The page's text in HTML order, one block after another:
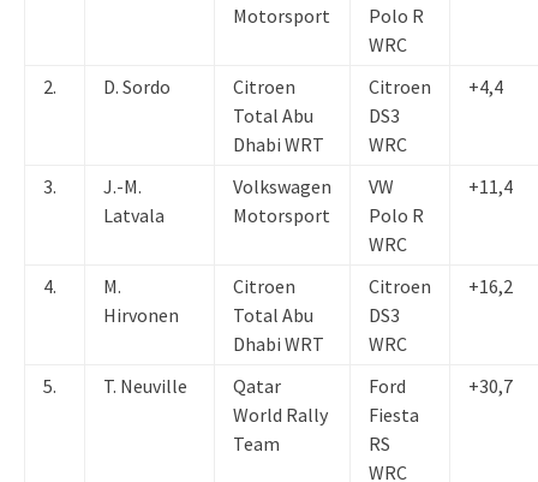
Motorsport
Polo R
WRC
2. D. Sordo
Citroen
Total Abu
Dhabi WRT
Citroen
DS3
WRC
+4,4
3.
J.-M.
Latvala
Volkswagen
Motorsport
VW
Polo R
WRC
+11,4
4.
M.
Hirvonen
Citroen
Total Abu
Dhabi WRT
Citroen
DS3
WRC
+16,2
5. T. Neuville
Qatar
World Rally
Team
Ford
Fiesta
RS
WRC
+30,7